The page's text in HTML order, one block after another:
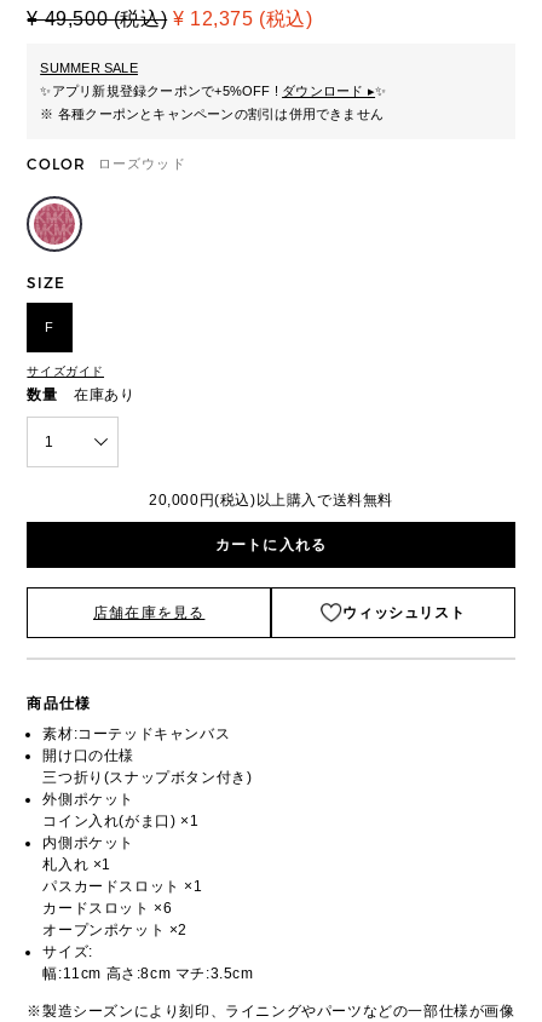
¥ 49,500 (税込) ¥ 12,375 (税込)
SUMMER SALE
✨アプリ新規登録クーポンで+5%OFF ! ダウンロード ▸✨
※ 各種クーポンとキャンペーンの割引は併用できません
COLOR ローズウッド
SIZE
F
サイズガイド
数量 在庫あり
1
20,000円(税込)以上購入で送料無料
カートに入れる
店舗在庫を見る ウィッシュリスト
商品仕様
素材:コーテッドキャンバス
開け口の仕様
三つ折り(スナップボタン付き)
外側ポケット
コイン入れ(がま口) ×1
内側ポケット
札入れ ×1
パスカードスロット ×1
カードスロット ×6
オープンポケット ×2
サイズ:
幅:11cm 高さ:8cm マチ:3.5cm
※製造シーズンにより刻印、ライニングやパーツなどの一部仕様が画像